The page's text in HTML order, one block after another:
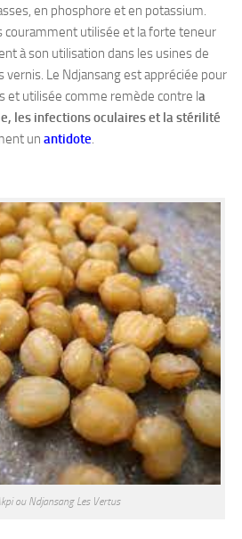
en phosphore et en potassium.
couramment utilisée et la forte teneur
à son utilisation dans les usines de
vernis. Le Ndjansang est appréciée pour
et utilisée comme remède contre la
les infections oculaires et la stérilité
un antidote.
ou Ndjansang Les Vertus